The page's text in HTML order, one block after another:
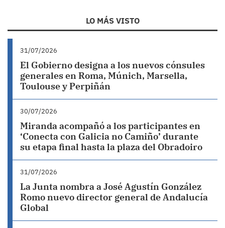
LO MÁS VISTO
31/07/2026
El Gobierno designa a los nuevos cónsules
generales en Roma, Múnich, Marsella,
Toulouse y Perpiñán
30/07/2026
Miranda acompañó a los participantes en
‘Conecta con Galicia no Camiño’ durante
su etapa final hasta la plaza del Obradoiro
31/07/2026
La Junta nombra a José Agustín González
Romo nuevo director general de Andalucía
Global